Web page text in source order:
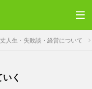
人生・失敗談・経営について
く